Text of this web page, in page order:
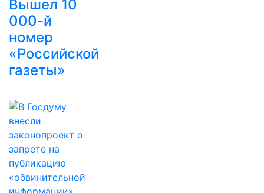
Вышел 10
000-й
номер
«Российской
газеты»